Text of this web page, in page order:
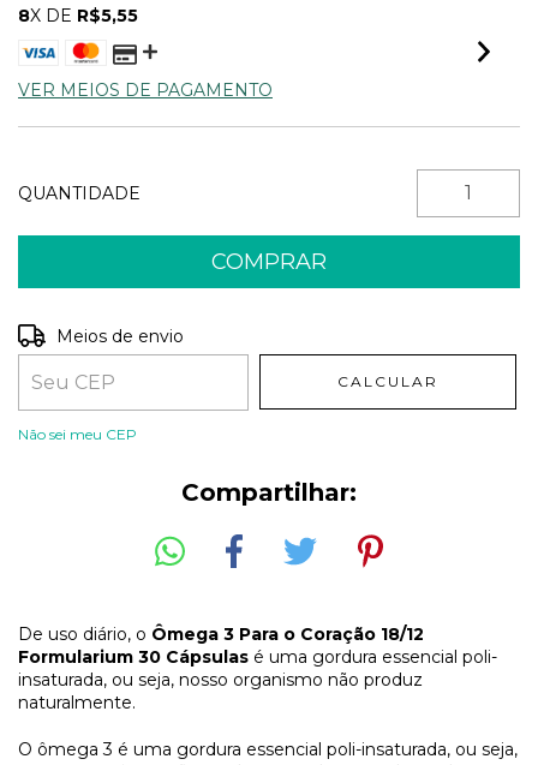
8X DE R$5,55
VER MEIOS DE PAGAMENTO
QUANTIDADE
Entregas para o CEP:
Meios de envio
CALCULAR
Não sei meu CEP
Compartilhar:
De uso diário, o Ômega 3 Para o Coração 18/12
Formularium 30 Cápsulas é uma gordura essencial poli-
insaturada, ou seja, nosso organismo não produz
naturalmente.
O ômega 3 é uma gordura essencial poli-insaturada, ou seja,